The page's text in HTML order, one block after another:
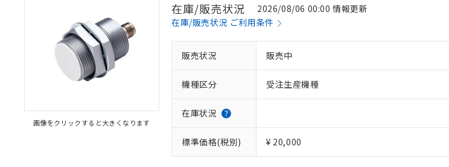
画像をクリックすると大きくなります
在庫/販売状況
2026/08/06 00:00 情報更新
在庫/販売状況 ご利用条件
販売状況 販売中
機種区分 受注生産機種
在庫状況
標準価格(税別) ¥ 20,000